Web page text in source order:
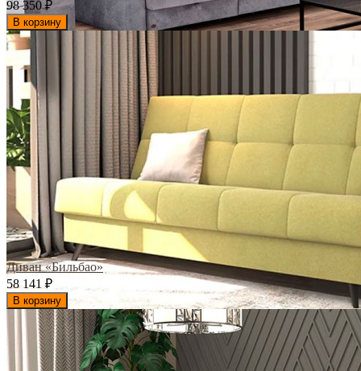
98 350₽
В корзину
Диван «Бильбао»
58 141
₽
В корзину